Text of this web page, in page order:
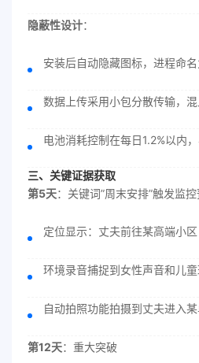
隐蔽性设计：
安装后自动隐藏图标，进程命
数据上传采用小包分散传输，
电池消耗控制在每日1.2%以内
三、关键证据获取
第5天：关键词”周末安排”触发监
定位显示：丈夫前往某高端小区
环境录音捕捉到女性声音和儿
自动拍照功能拍摄到丈夫进入
第12天：重大突破